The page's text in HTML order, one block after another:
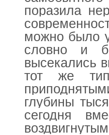
поразила
можно было
словно и
высекались
тот же
глубины
сегодня